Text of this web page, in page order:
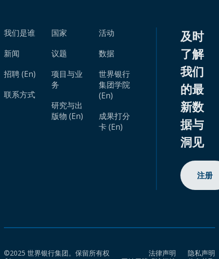
我们是谁
新闻
招聘 (En)
联系方式
国家
议题
项目与业
务
研究与出
版物 (En)
活动
数据
世界银行
集团学院
(En)
成果打分
卡 (En)
及时
了解
我们
的最
新数
据与
洞见
注册
©2025 世界银行集团。保留所有权
法律声明
隐私声明